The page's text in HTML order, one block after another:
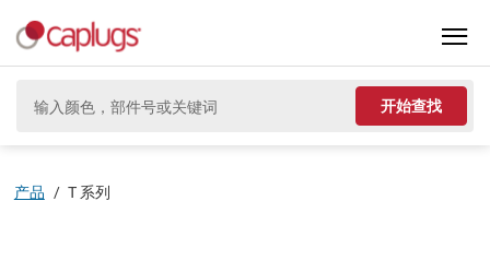
开始查找
产品 / T 系列